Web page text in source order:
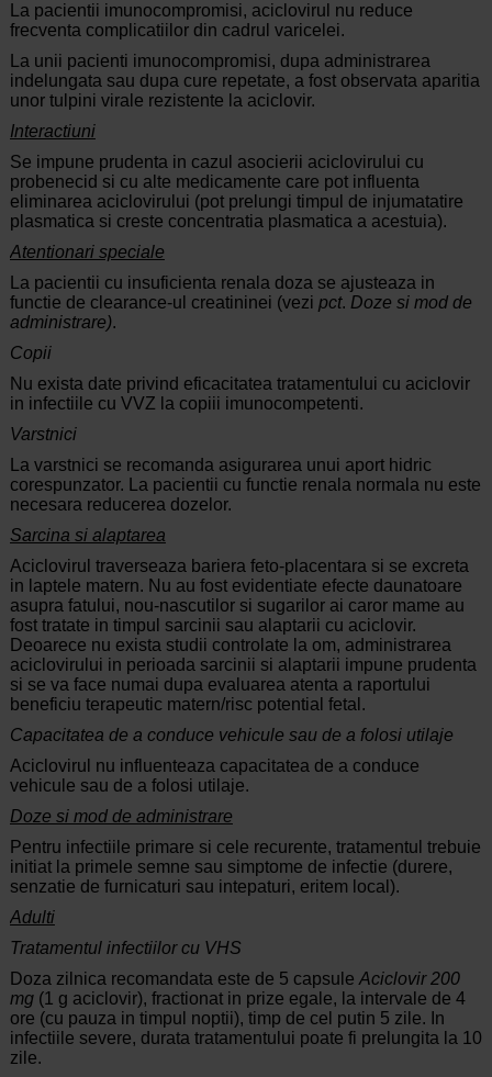
La pacientii imunocompromisi, aciclovirul nu reduce
frecventa complicatiilor din cadrul varicelei.
La unii pacienti imunocompromisi, dupa administrarea
indelungata sau dupa cure repetate, a fost observata aparitia
unor tulpini virale rezistente la aciclovir.
Interactiuni
Se impune prudenta in cazul asocierii aciclovirului cu
probenecid si cu alte medicamente care pot influenta
eliminarea aciclovirului (pot prelungi timpul de injumatatire
plasmatica si creste concentratia plasmatica a acestuia).
Atentionari speciale
La pacientii cu insuficienta renala doza se ajusteaza in
functie de clearance-ul creatininei (vezi pct. Doze si mod de
administrare).
Copii
Nu exista date privind eficacitatea tratamentului cu aciclovir
in infectiile cu VVZ la copiii imunocompetenti.
Varstnici
La varstnici se recomanda asigurarea unui aport hidric
corespunzator. La pacientii cu functie renala normala nu este
necesara reducerea dozelor.
Sarcina si alaptarea
Aciclovirul traverseaza bariera feto-placentara si se excreta
in laptele matern. Nu au fost evidentiate efecte daunatoare
asupra fatului, nou-nascutilor si sugarilor ai caror mame au
fost tratate in timpul sarcinii sau alaptarii cu aciclovir.
Deoarece nu exista studii controlate la om, administrarea
aciclovirului in perioada sarcinii si alaptarii impune prudenta
si se va face numai dupa evaluarea atenta a raportului
beneficiu terapeutic matern/risc potential fetal.
Capacitatea de a conduce vehicule sau de a folosi utilaje
Aciclovirul nu influenteaza capacitatea de a conduce
vehicule sau de a folosi utilaje.
Doze si mod de administrare
Pentru infectiile primare si cele recurente, tratamentul trebuie
initiat la primele semne sau simptome de infectie (durere,
senzatie de furnicaturi sau intepaturi, eritem local).
Adulti
Tratamentul infectiilor cu VHS
Doza zilnica recomandata este de 5 capsule Aciclovir 200
mg (1 g aciclovir), fractionat in prize egale, la intervale de 4
ore (cu pauza in timpul noptii), timp de cel putin 5 zile. In
infectiile severe, durata tratamentului poate fi prelungita la 10
zile.